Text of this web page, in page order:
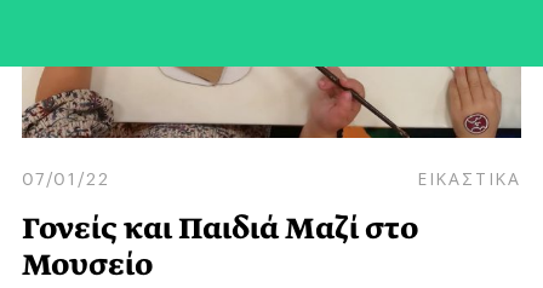
07/01/22 ΕΙΚΑΣΤΙΚΑ
Γονείς και Παιδιά Μαζί στο
Μουσείο